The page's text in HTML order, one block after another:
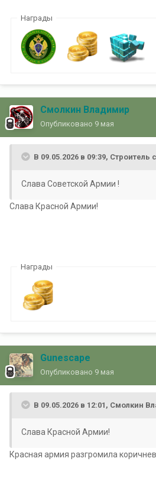
Награды
Смолкин Владимир
Опубликовано 9 мая
В 09.05.2026 в 09:39, Строитель
Слава Советской Армии !
Слава Красной Армии!
Награды
Gunescape
Опубликовано 9 мая
В 09.05.2026 в 12:01, Смолкин
Слава Красной Армии!
Красная армия разгромила